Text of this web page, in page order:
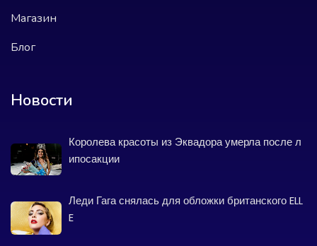
Магазин
Блог
Новости
Королева красоты из Эквадора умерла после л
ипосакции
Леди Гага снялась для обложки британского ELL
E